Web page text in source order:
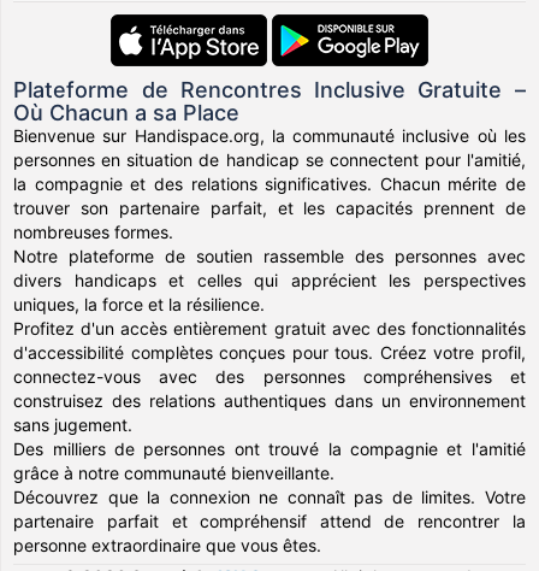
Plateforme de Rencontres Inclusive Gratuite –
Où Chacun a sa Place
Bienvenue sur Handispace.org, la communauté inclusive où les
personnes en situation de handicap se connectent pour l'amitié,
la compagnie et des relations significatives. Chacun mérite de
trouver son partenaire parfait, et les capacités prennent de
nombreuses formes.
Notre plateforme de soutien rassemble des personnes avec
divers handicaps et celles qui apprécient les perspectives
uniques, la force et la résilience.
Profitez d'un accès entièrement gratuit avec des fonctionnalités
d'accessibilité complètes conçues pour tous. Créez votre profil,
connectez-vous avec des personnes compréhensives et
construisez des relations authentiques dans un environnement
sans jugement.
Des milliers de personnes ont trouvé la compagnie et l'amitié
grâce à notre communauté bienveillante.
Découvrez que la connexion ne connaît pas de limites. Votre
partenaire parfait et compréhensif attend de rencontrer la
personne extraordinaire que vous êtes.